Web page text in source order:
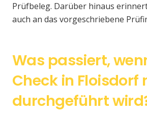
Prüfbeleg. Darüber hinaus
auch an das vorgeschriebene
Was passiert,
Check in Floisdorf
durchgeführt